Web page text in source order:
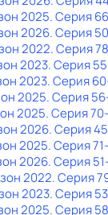
2025. Серия
2026. Серия
2022. Серия
2023. Серия
2023. Серия
2025. Серия
2025. Серия
2026. Серия
2025. Серия
2026. Серия
2022. Серия
2023. Серия
2025. Серия